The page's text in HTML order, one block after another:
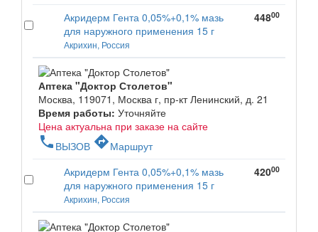
Акридерм Гента 0,05%+0,1% мазь
для наружного применения 15 г
Акрихин, Россия
44800
Аптека "Доктор Столетов"
Москва, 119071, Москва г, пр-кт Ленинский, д. 21
Время работы: Уточняйте
Цена актуальна при заказе на сайте
phone ВЫЗОВ directionsМаршрут
Акридерм Гента 0,05%+0,1% мазь
для наружного применения 15 г
Акрихин, Россия
42000